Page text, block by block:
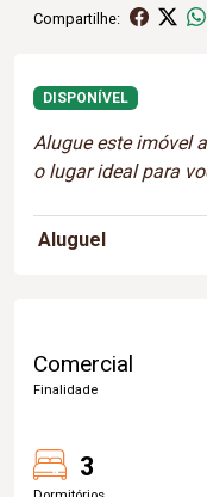
Compartilhe:
DISPONÍVEL
Alugue este imóvel
o lugar ideal para
Aluguel
Comercial
Finalidade
3